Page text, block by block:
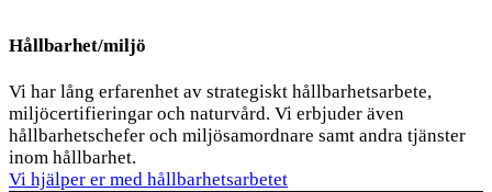
Hållbarhet/miljö
Vi har lång erfarenhet av strategiskt hållbarhetsarbete,
miljöcertifieringar och naturvård. Vi erbjuder även
hållbarhetschefer och miljösamordnare samt andra tjänster
inom hållbarhet.
Vi hjälper er med hållbarhetsarbetet